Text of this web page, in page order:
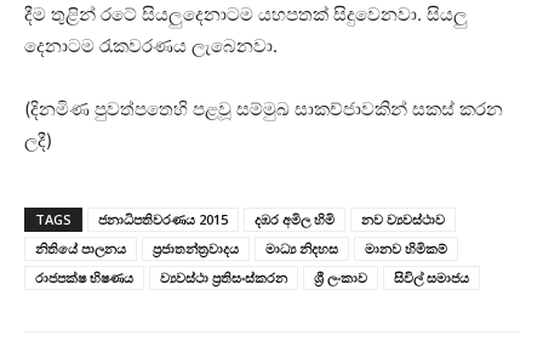
දීම තුළින් රටේ සියලුදෙනාටම යහපතක් සිදුවෙනවා. සියලු
දෙනාටම රැකවරණය ලැබෙනවා.
(දිනමිණ පුවත්පතෙහි පළවූ සම්මුඛ සාකච්ජාවකින් සකස් කරන
ලදී)
TAGS ජනාධිපතිවරණය 2015 දඹර අමිල හිමි
නව ව්‍යවස්ථාව
නිතියේ පාලනය
ප්‍රජාතන්ත්‍රවාදය මාධ්‍ය නිදහස
මානව හිමිකම්
රාජපක්ෂ භිෂණය
ව්‍යවස්ථා ප්‍රතිසංස්කරන ශ්‍රී ලංකාව සිවිල් සමාජය